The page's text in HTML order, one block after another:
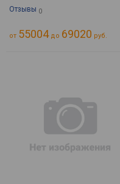
Отзывы 0
от 55004до 69020 руб.